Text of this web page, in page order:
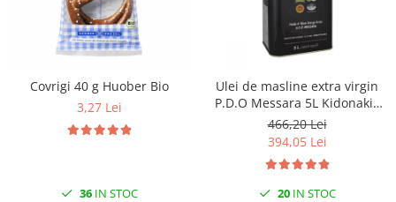
Covrigi 40 g Huober Bio
3,27 Lei
36IN STOC
Ulei de masline extra virgin
P.D.O Messara 5L Kidonakis
Bio
466,20 Lei
394,05 Lei
20IN STOC